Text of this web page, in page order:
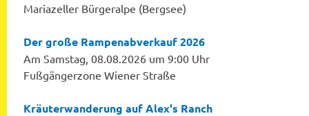
Mariazeller Bürgeralpe (Bergsee)
Der große Rampenabverkauf 2026
Am Samstag, 08.08.2026 um 9:00 Uhr
Fußgängerzone Wiener Straße
Kräuterwanderung auf Alex's Ranch